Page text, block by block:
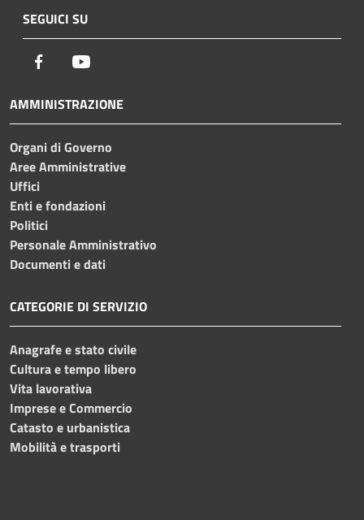
SEGUICI SU
Facebook
AMMINISTRAZIONE
Organi di Governo
Aree Amministrative
Uffici
Enti e fondazioni
Politici
Personale Amministrativo
Documenti e dati
CATEGORIE DI SERVIZIO
Anagrafe e stato civile
Cultura e tempo libero
Vita lavorativa
Imprese e Commercio
Catasto e urbanistica
Mobilità e trasporti